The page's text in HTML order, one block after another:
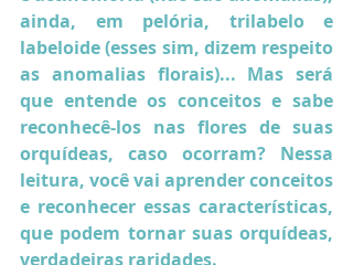
ainda, em pelória, trilabelo e
labeloide (esses sim, dizem respeito
as anomalias florais)... Mas será
que entende os conceitos e sabe
reconhecê-los nas flores de suas
orquídeas, caso ocorram? Nessa
leitura, você vai aprender conceitos
e reconhecer essas características,
que podem tornar suas orquídeas,
verdadeiras raridades.